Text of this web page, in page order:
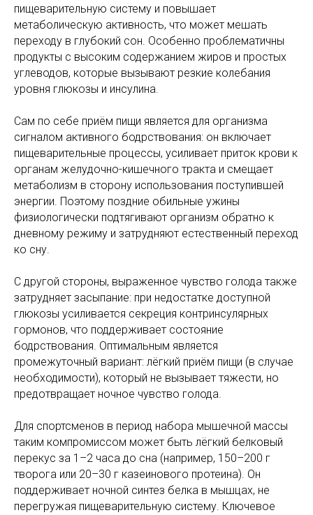
пищеварительную систему и повышает
метаболическую активность, что может мешать
переходу в глубокий сон. Особенно проблематичны
продукты с высоким содержанием жиров и простых
углеводов, которые вызывают резкие колебания
уровня глюкозы и инсулина.
Сам по себе приём пищи является для организма
сигналом активного бодрствования: он включает
пищеварительные процессы, усиливает приток крови к
органам желудочно-кишечного тракта и смещает
метаболизм в сторону использования поступившей
энергии. Поэтому поздние обильные ужины
физиологически подтягивают организм обратно к
дневному режиму и затрудняют естественный переход
ко сну.
С другой стороны, выраженное чувство голода также
затрудняет засыпание: при недостатке доступной
глюкозы усиливается секреция контринсулярных
гормонов, что поддерживает состояние
бодрствования. Оптимальным является
промежуточный вариант: лёгкий приём пищи (в случае
необходимости), который не вызывает тяжести, но
предотвращает ночное чувство голода.
Для спортсменов в период набора мышечной массы
таким компромиссом может быть лёгкий белковый
перекус за 1–2 часа до сна (например, 150–200 г
творога или 20–30 г казеинового протеина). Он
поддерживает ночной синтез белка в мышцах, не
перегружая пищеварительную систему. Ключевое